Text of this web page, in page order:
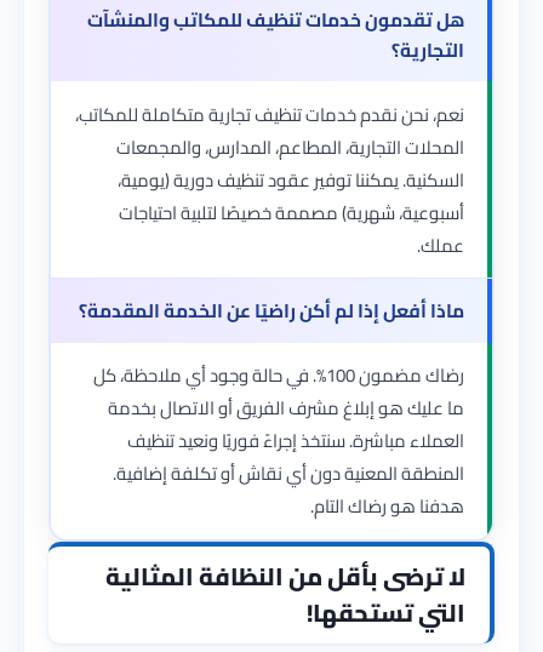
هل تقدمون خدمات تنظيف للمكاتب والمنشآت
التجارية؟
نعم، نحن نقدم خدمات تنظيف تجارية متكاملة للمكاتب،
المحلات التجارية، المطاعم، المدارس، والمجمعات
السكنية. يمكننا توفير عقود تنظيف دورية (يومية،
أسبوعية، شهرية) مصممة خصيصًا لتلبية احتياجات
عملك.
ماذا أفعل إذا لم أكن راضيًا عن الخدمة المقدمة؟
رضاك مضمون 100%. في حالة وجود أي ملاحظة، كل
ما عليك هو إبلاغ مشرف الفريق أو الاتصال بخدمة
العملاء مباشرة. سنتخذ إجراءً فوريًا ونعيد تنظيف
المنطقة المعنية دون أي نقاش أو تكلفة إضافية.
هدفنا هو رضاك التام.
لا ترضى بأقل من النظافة المثالية
التي تستحقها!